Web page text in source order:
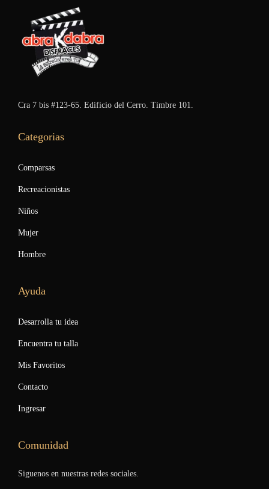
Cra 7 bis #123-65. Edificio del Cerro. Timbre 101.
Categorias
Comparsas
Recreacionistas
Niños
Mujer
Hombre
Ayuda
Desarrolla tu idea
Encuentra tu talla
Mis Favoritos
Contacto
Ingresar
Comunidad
Siguenos en nuestras redes sociales.